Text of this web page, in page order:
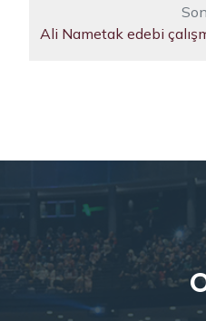
Ali Nametak edebi